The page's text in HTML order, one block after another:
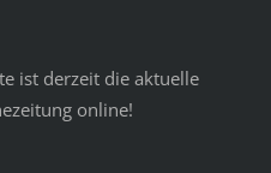
ist derzeit die aktuelle
online!